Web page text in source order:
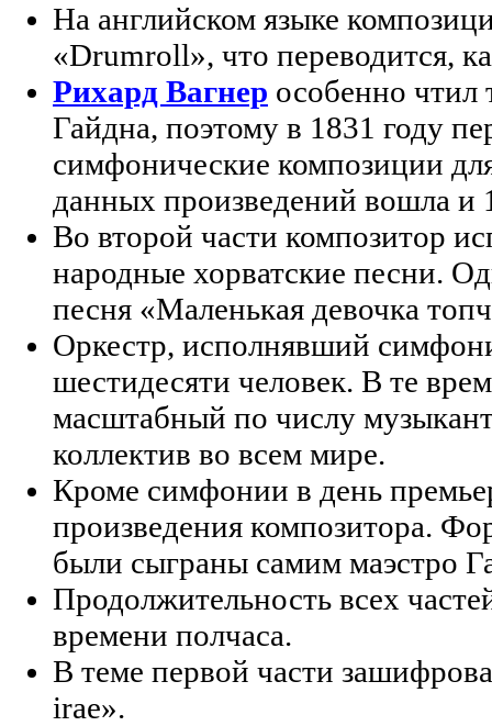
На английском языке
«Drumroll», что переводится,
Рихард Вагнер особенно чтил
Гайдна, поэтому в 1831 году
симфонические композиции
данных произведений вошла и
Во второй части композитор
народные хорватские песни.
песня «Маленькая девочка
Оркестр, исполнявший
шестидесяти человек. В те
масштабный по числу
коллектив во всем мире.
Кроме симфонии в день
произведения композитора.
были сыграны самим маэстро
Продолжительность всех
времени полчаса.
В теме первой части
irae».